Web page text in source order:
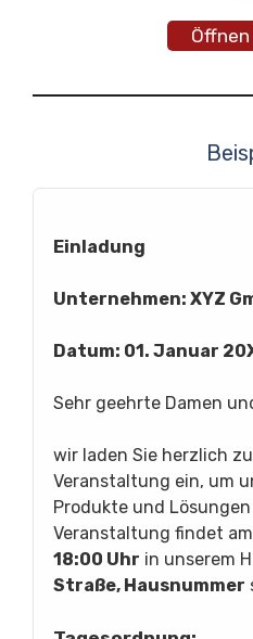
Öffnen
Einladung
Unternehmen: XYZ
Datum: 01. Januar
Sehr geehrte Damen
wir laden Sie herzlich
Veranstaltung ein, um
Produkte und
Veranstaltung findet am
18:00 Uhr in unserem
Straße, Hausnummer